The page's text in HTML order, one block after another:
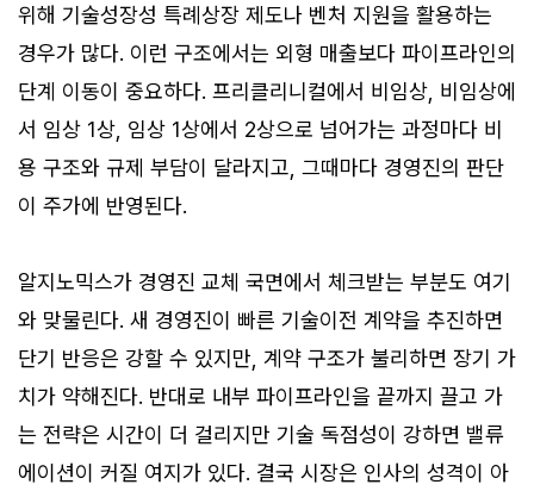
위해 기술성장성 특례상장 제도나 벤처 지원을 활용하는
경우가 많다. 이런 구조에서는 외형 매출보다 파이프라인의
단계 이동이 중요하다. 프리클리니컬에서 비임상, 비임상에
서 임상 1상, 임상 1상에서 2상으로 넘어가는 과정마다 비
용 구조와 규제 부담이 달라지고, 그때마다 경영진의 판단
이 주가에 반영된다.
알지노믹스가 경영진 교체 국면에서 체크받는 부분도 여기
와 맞물린다. 새 경영진이 빠른 기술이전 계약을 추진하면
단기 반응은 강할 수 있지만, 계약 구조가 불리하면 장기 가
치가 약해진다. 반대로 내부 파이프라인을 끝까지 끌고 가
는 전략은 시간이 더 걸리지만 기술 독점성이 강하면 밸류
에이션이 커질 여지가 있다. 결국 시장은 인사의 성격이 아